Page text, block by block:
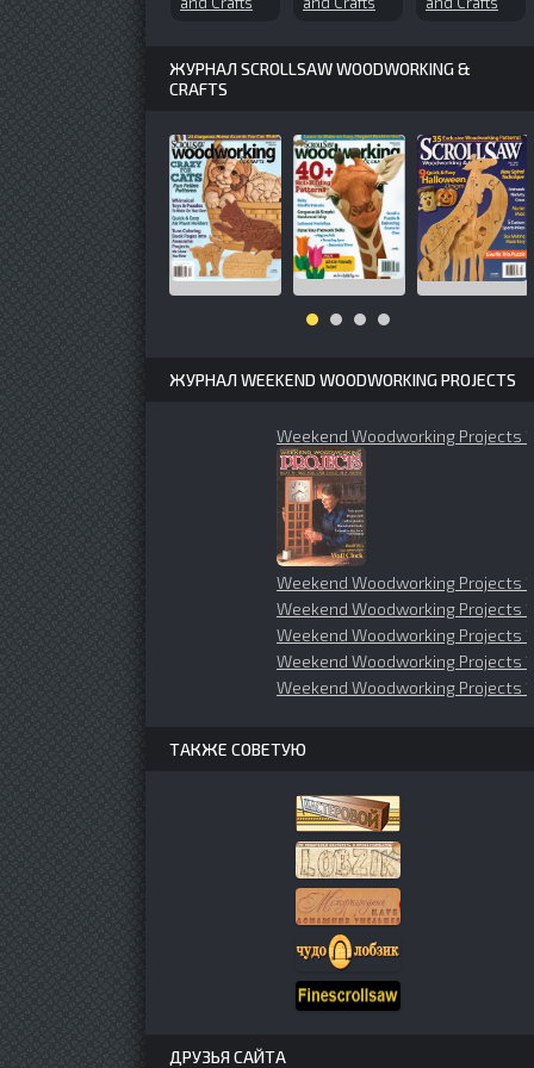
ЖУРНАЛ SCROLLSAW WOODWORKING &
CRAFTS
ЖУРНАЛ WEEKEND WOODWORKING PROJECTS
Weekend Woodworking Projects
Weekend Woodworking Projects
Weekend Woodworking Projects
Weekend Woodworking Projects
Weekend Woodworking Projects
Weekend Woodworking Projects
ТАКЖЕ СОВЕТУЮ
ДРУЗЬЯ САЙТА